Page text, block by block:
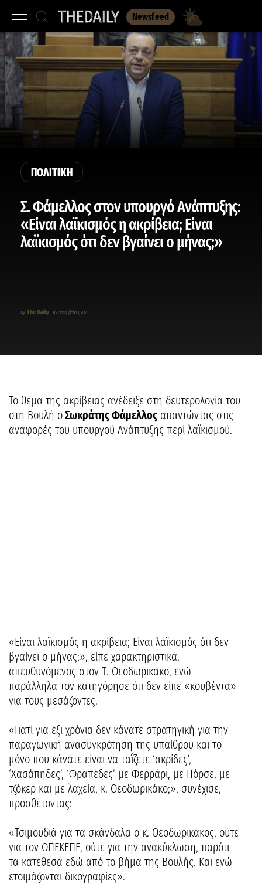
Newsfeed
ΠΟΛΙΤΙΚΗ
Σ. Φάμελλος στον υπουργό Ανάπτυξης:
«Είναι λαϊκισμός η ακρίβεια; Είναι
λαϊκισμός ότι δεν βγαίνει ο μήνας;»
By The Daily 16 Δεκεμβρίου, 2025
Το θέμα της ακρίβειας ανέδειξε στη δευτερολογία του
στη Βουλή οΣωκράτης Φάμελλος απαντώντας στις
αναφορές του υπουργού Ανάπτυξης περί λαϊκισμού.
«Είναι λαϊκισμός η ακρίβεια; Είναι λαϊκισμός ότι δεν
βγαίνει ο μήνας;», είπε χαρακτηριστικά,
απευθυνόμενος στον Τ. Θεοδωρικάκο, ενώ
παράλληλα τον κατηγόρησε ότι δεν είπε «κουβέντα»
για τους μεσάζοντες.
«Γιατί για έξι χρόνια δεν κάνατε στρατηγική για την
παραγωγική ανασυγκρότηση της υπαίθρου και το
μόνο που κάνατε είναι να ταΐζετε ‘ακρίδες’,
‘Χασάπηδες’, ‘Φραπέδες’ με Φερράρι, με Πόρσε, με
τζόκερ και με λαχεία, κ. Θεοδωρικάκο;», συνέχισε,
προσθέτοντας:
«Τσιμουδιά για τα σκάνδαλα ο κ. Θεοδωρικάκος, ούτε
για τον ΟΠΕΚΕΠΕ, ούτε για την ανακύκλωση, παρότι
τα κατέθεσα εδώ από το βήμα της Βουλής. Και ενώ
ετοιμάζονται δικογραφίες».